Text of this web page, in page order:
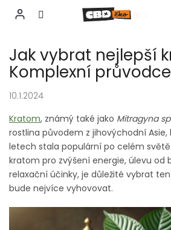
obsah
CZK
Jak vybrat nejlepší
Komplexní průvodce
10.1.2024
Kratom, známý také jako Mitragyna
rostlina původem z jihovýchodní
letech stala populární po celém
kratom pro zvýšení energie, úlevu od
relaxační účinky, je důležité vybrat
bude nejvíce vyhovovat.